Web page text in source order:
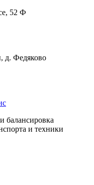
52 Ф
д. Федяково
балансировка
и техники